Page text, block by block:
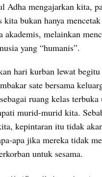
Adha mengajarkan kita,
kita bukan hanya
akademis, melainkan
yang “humanis”.
hari kurban lewat begitu
ruang kelas
murid-murid kita.
kepintaran itu tidak
apa jika mereka tidak
untuk sesama.